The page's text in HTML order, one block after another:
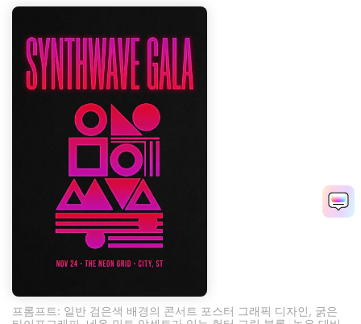
프롬프트: 일반 검은색 배경의 콘서트 포스터 그래픽 디자인, 굵은